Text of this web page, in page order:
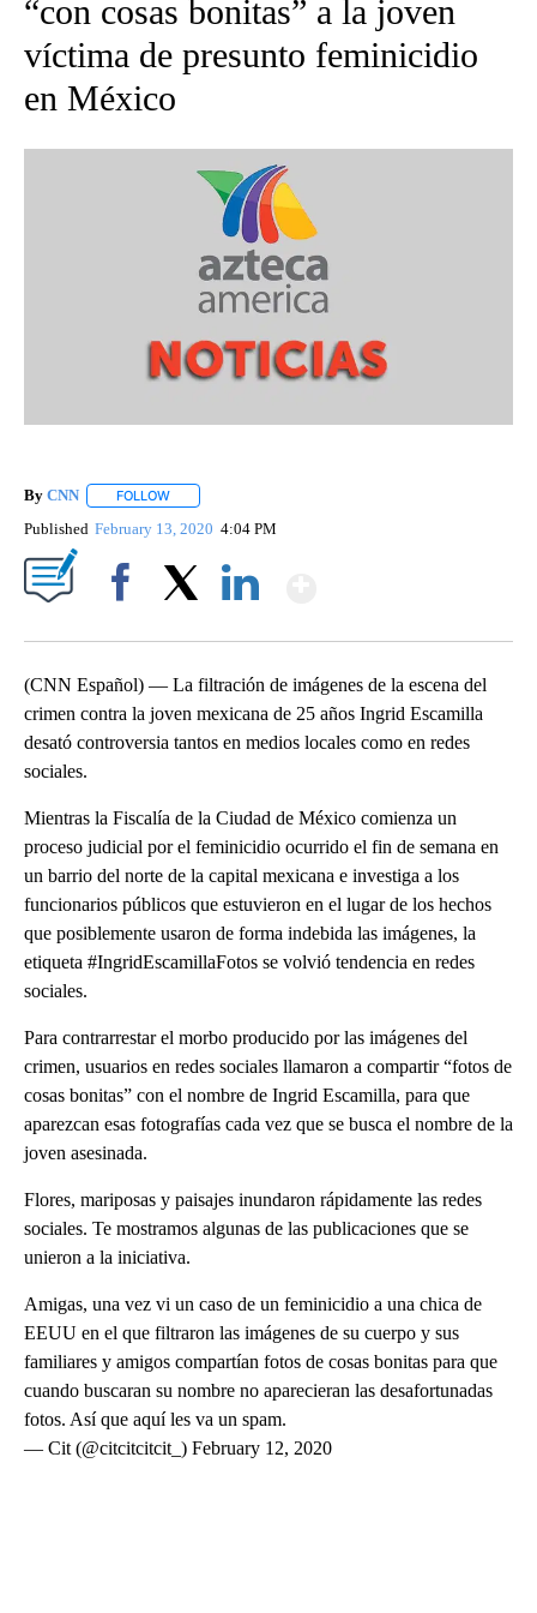
“con cosas bonitas” a la joven
víctima de presunto feminicidio
en México
By CNN FOLLOW
Published February 13, 2020 4:04 PM
(CNN Español) — La filtración de imágenes de la escena del
crimen contra la joven mexicana de 25 años Ingrid Escamilla
desató controversia tantos en medios locales como en redes
sociales.
Mientras la Fiscalía de la Ciudad de México comienza un
proceso judicial por el feminicidio ocurrido el fin de semana en
un barrio del norte de la capital mexicana e investiga a los
funcionarios públicos que estuvieron en el lugar de los hechos
que posiblemente usaron de forma indebida las imágenes, la
etiqueta #IngridEscamillaFotos se volvió tendencia en redes
sociales.
Para contrarrestar el morbo producido por las imágenes del
crimen, usuarios en redes sociales llamaron a compartir “fotos de
cosas bonitas” con el nombre de Ingrid Escamilla, para que
aparezcan esas fotografías cada vez que se busca el nombre de la
joven asesinada.
Flores, mariposas y paisajes inundaron rápidamente las redes
sociales. Te mostramos algunas de las publicaciones que se
unieron a la iniciativa.
Amigas, una vez vi un caso de un feminicidio a una chica de
EEUU en el que filtraron las imágenes de su cuerpo y sus
familiares y amigos compartían fotos de cosas bonitas para que
cuando buscaran su nombre no aparecieran las desafortunadas
fotos. Así que aquí les va un spam.
— Cit (@citcitcitcit_) February 12, 2020